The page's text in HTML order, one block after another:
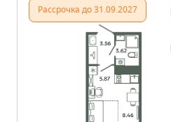
Рассрочка до 31.09.2027
Объект месяца